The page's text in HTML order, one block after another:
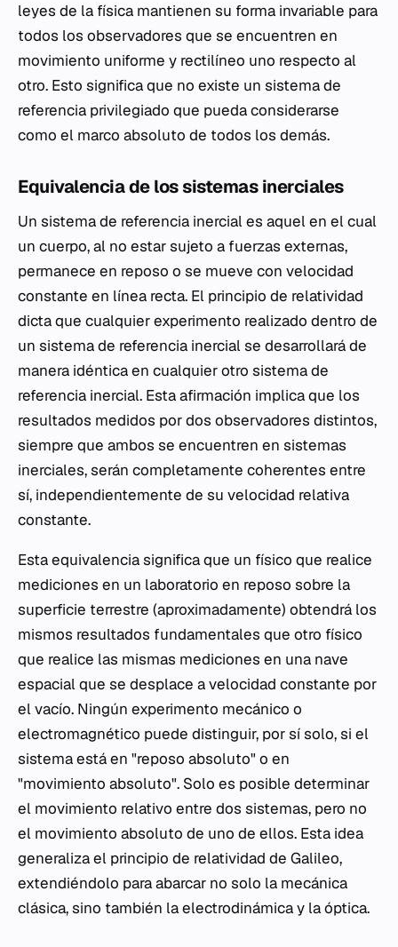
leyes de la física mantienen su forma invariable para
todos los observadores que se encuentren en
movimiento uniforme y rectilíneo uno respecto al
otro. Esto significa que no existe un sistema de
referencia privilegiado que pueda considerarse
como el marco absoluto de todos los demás.
Equivalencia de los sistemas inerciales
Un sistema de referencia inercial es aquel en el cual
un cuerpo, al no estar sujeto a fuerzas externas,
permanece en reposo o se mueve con velocidad
constante en línea recta. El principio de relatividad
dicta que cualquier experimento realizado dentro de
un sistema de referencia inercial se desarrollará de
manera idéntica en cualquier otro sistema de
referencia inercial. Esta afirmación implica que los
resultados medidos por dos observadores distintos,
siempre que ambos se encuentren en sistemas
inerciales, serán completamente coherentes entre
sí, independientemente de su velocidad relativa
constante.
Esta equivalencia significa que un físico que realice
mediciones en un laboratorio en reposo sobre la
superficie terrestre (aproximadamente) obtendrá los
mismos resultados fundamentales que otro físico
que realice las mismas mediciones en una nave
espacial que se desplace a velocidad constante por
el vacío. Ningún experimento mecánico o
electromagnético puede distinguir, por sí solo, si el
sistema está en "reposo absoluto" o en
"movimiento absoluto". Solo es posible determinar
el movimiento relativo entre dos sistemas, pero no
el movimiento absoluto de uno de ellos. Esta idea
generaliza el principio de relatividad de Galileo,
extendiéndolo para abarcar no solo la mecánica
clásica, sino también la electrodinámica y la óptica.